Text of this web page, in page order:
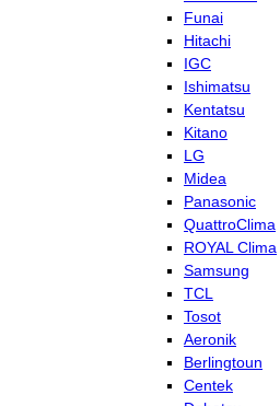
Funai
Hitachi
IGC
Ishimatsu
Kentatsu
Kitano
LG
Midea
Panasonic
QuattroClima
ROYAL Clima
Samsung
TCL
Tosot
Aeronik
Berlingtoun
Centek